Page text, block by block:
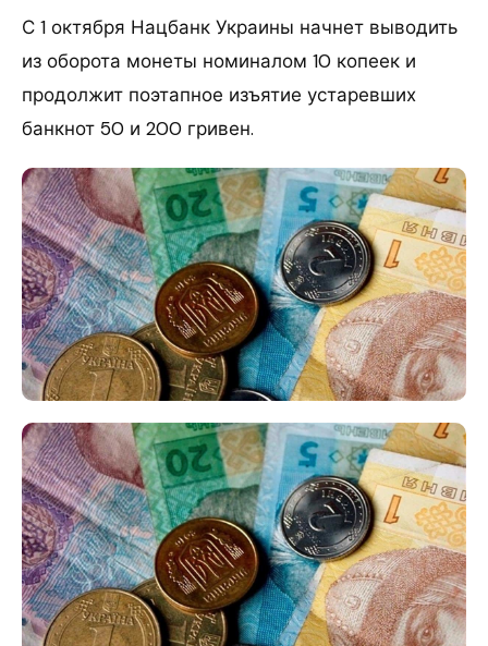
С 1 октября Нацбанк Украины начнет выводить
из оборота монеты номиналом 10 копеек и
продолжит поэтапное изъятие устаревших
банкнот 50 и 200 гривен.